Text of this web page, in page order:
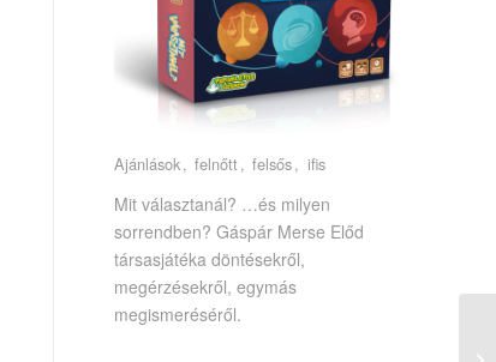
Ajánlások felnőtt felsős ifis
Mit választanál? …és milyen
sorrendben? Gáspár Merse Előd
társasjátéka döntésekről,
megérzésekről, egymás
megismeréséről.